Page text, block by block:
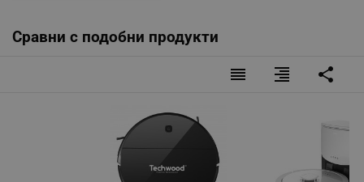
Сравни с подобни продукти
reorder format_align_right share